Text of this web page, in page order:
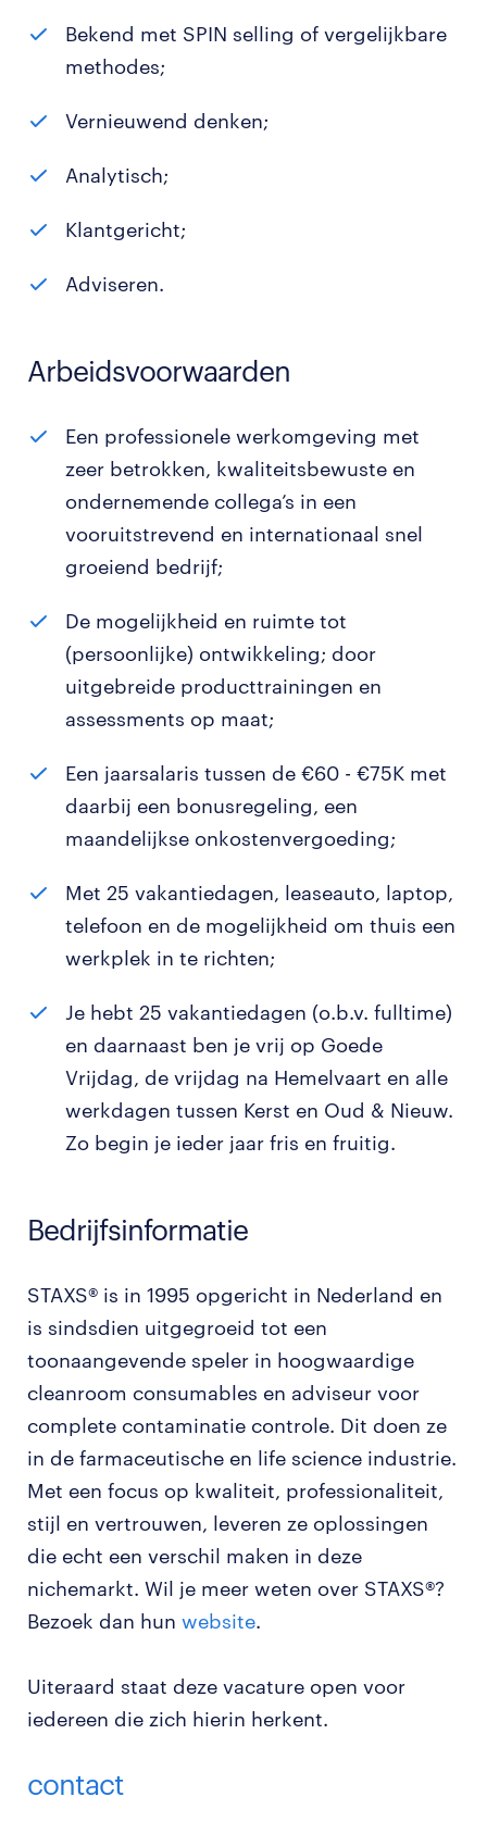
Bekend met SPIN selling of vergelijkbare
methodes;
Vernieuwend denken;
Analytisch;
Klantgericht;
Adviseren.
Arbeidsvoorwaarden
Een professionele werkomgeving met
zeer betrokken, kwaliteitsbewuste en
ondernemende collega’s in een
vooruitstrevend en internationaal snel
groeiend bedrijf;
De mogelijkheid en ruimte tot
(persoonlijke) ontwikkeling; door
uitgebreide producttrainingen en
assessments op maat;
Een jaarsalaris tussen de €60 - €75K met
daarbij een bonusregeling, een
maandelijkse onkostenvergoeding;
Met 25 vakantiedagen, leaseauto, laptop,
telefoon en de mogelijkheid om thuis een
werkplek in te richten;
Je hebt 25 vakantiedagen (o.b.v. fulltime)
en daarnaast ben je vrij op Goede
Vrijdag, de vrijdag na Hemelvaart en alle
werkdagen tussen Kerst en Oud & Nieuw.
Zo begin je ieder jaar fris en fruitig.
Bedrijfsinformatie
STAXS® is in 1995 opgericht in Nederland en
is sindsdien uitgegroeid tot een
toonaangevende speler in hoogwaardige
cleanroom consumables en adviseur voor
complete contaminatie controle. Dit doen ze
in de farmaceutische en life science industrie.
Met een focus op kwaliteit, professionaliteit,
stijl en vertrouwen, leveren ze oplossingen
die echt een verschil maken in deze
nichemarkt. Wil je meer weten over STAXS®?
Bezoek dan hun website.
Uiteraard staat deze vacature open voor
iedereen die zich hierin herkent.
contact